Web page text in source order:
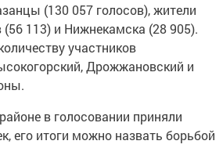
(130 057 голосов), жители
113) и Нижнекамска (28 905).
участников
Дрожжановский и
в голосовании приняли
его итоги можно назвать борьбой